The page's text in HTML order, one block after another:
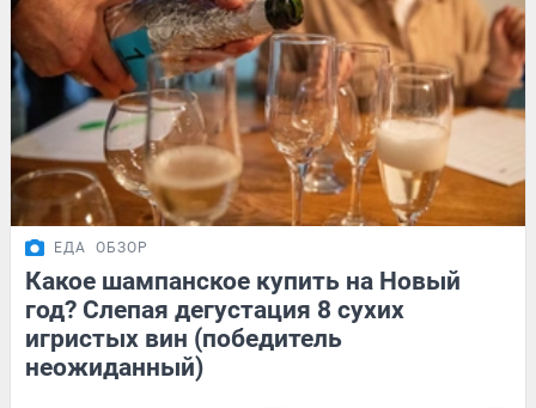
ЕДА ОБЗОР
Какое шампанское купить на Новый
год? Слепая дегустация 8 сухих
игристых вин (победитель
неожиданный)